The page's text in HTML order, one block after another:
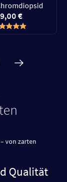
€
von zarten
Qualität